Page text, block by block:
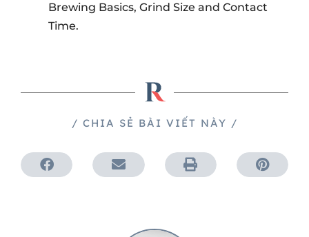
Brewing Basics, Grind Size and Contact
Time.
/ CHIA SẺ BÀI VIẾT NÀY /